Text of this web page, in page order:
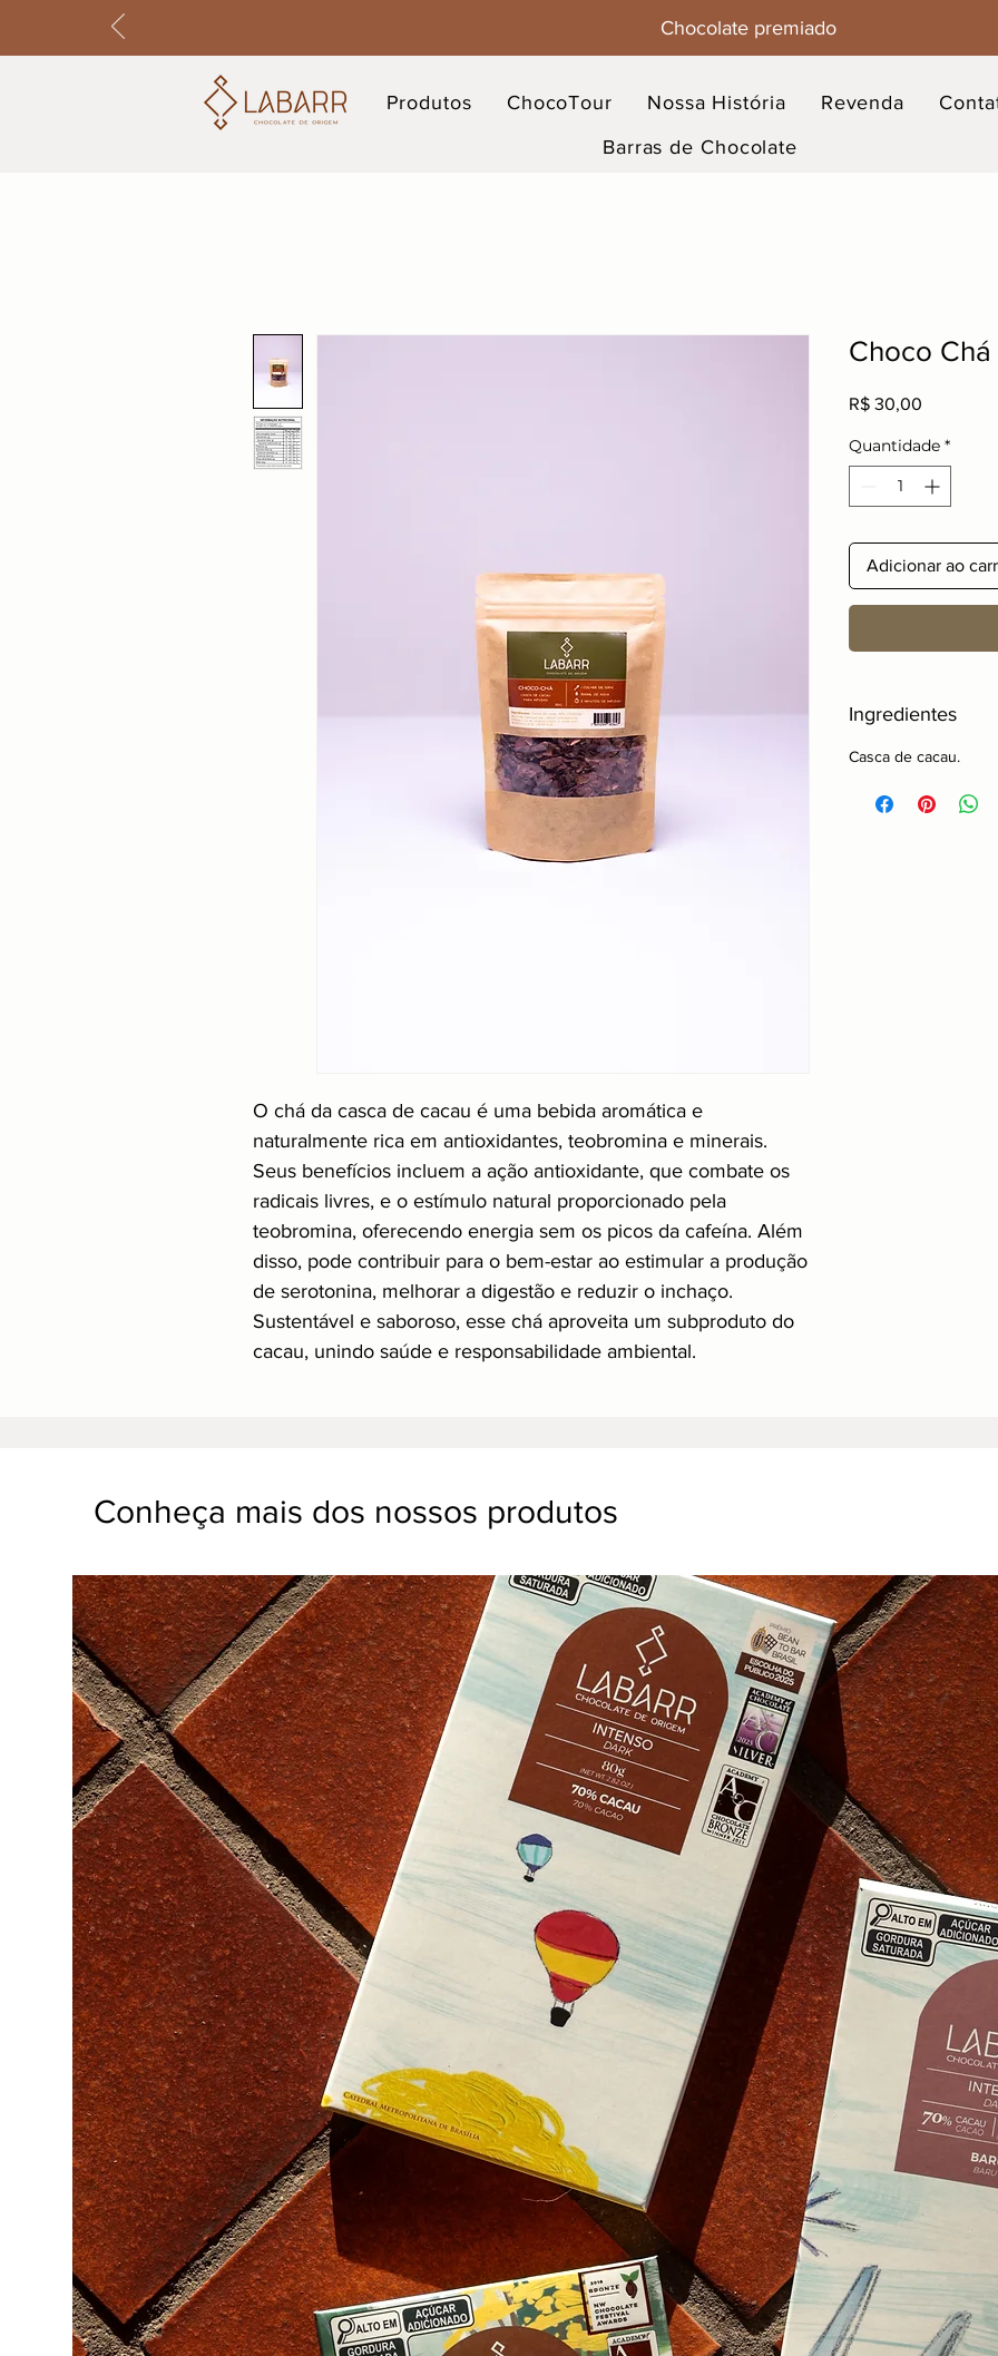
Chocolate premiado
Produtos ChocoTour Nossa História Revenda
Barras de Chocolate
O chá da casca de cacau é uma bebida aromática e
naturalmente rica em antioxidantes, teobromina e minerais.
Seus benefícios incluem a ação antioxidante, que combate os
radicais livres, e o estímulo natural proporcionado pela
teobromina, oferecendo energia sem os picos da cafeína. Além
disso, pode contribuir para o bem-estar ao estimular a produção
de serotonina, melhorar a digestão e reduzir o inchaço.
Sustentável e saboroso, esse chá aproveita um subproduto do
cacau, unindo saúde e responsabilidade ambiental.
Choco Chá
R$ 30,00
Quantidade *
Adicionar ao
Ingredientes
Casca de cacau.
Conheça mais dos nossos produtos